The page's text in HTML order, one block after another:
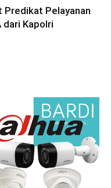
Predikat Pelayanan
dari Kapolri